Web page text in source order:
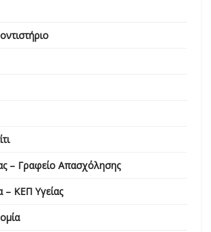
– Γραφείο Απασχόλησης
– ΚΕΠ Υγείας